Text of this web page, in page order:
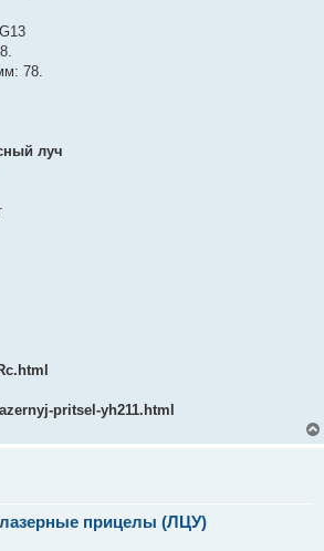
78.
луч
pritsel-yh211.html
прицелы (ЛЦУ)